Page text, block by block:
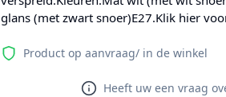
glans (met zwart snoer)E27.Klik hier
Product op aanvraag/ in de winkel
Heeft uw een vraag